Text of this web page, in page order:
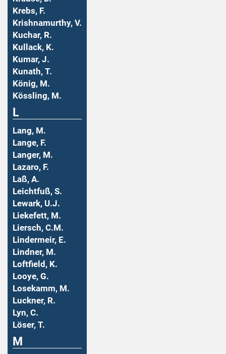
Krebs, F.
Krishnamurthy, V.
Kuchar, R.
Kullack, K.
Kumar, J.
Kunath, T.
König, M.
Kössling, M.
L
Lang, M.
Lange, F.
Langer, M.
Lazaro, F.
Laß, A.
Leichtfuß, S.
Lewark, U.J.
Liekefett, M.
Liersch, C.M.
Lindermeir, E.
Lindner, M.
Loftfield, K.
Looye, G.
Losekamm, M.
Luckner, R.
Lyn, C.
Löser, T.
M